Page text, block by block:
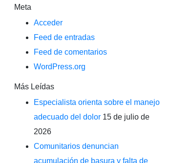
Meta
Acceder
Feed de entradas
Feed de comentarios
WordPress.org
Más Leídas
Especialista orienta sobre el manejo
adecuado del dolor 15 de julio de
2026
Comunitarios denuncian
acumulación de basura y falta de